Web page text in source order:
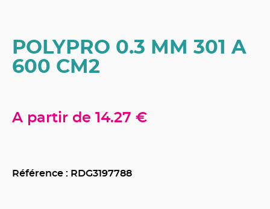
POLYPRO 0.3 MM 301 A
600 CM2
A partir de 14.27 €
Référence : RDG3197788